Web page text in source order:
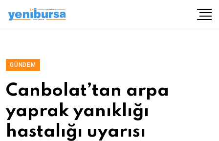
GÜNDEM
Canbolat’tan arpa
yaprak yanıklığı
hastalığı uyarısı